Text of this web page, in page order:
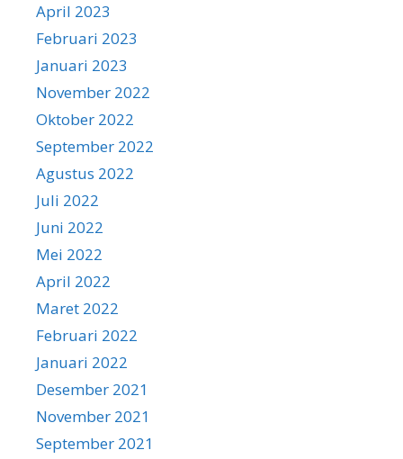
April 2023
Februari 2023
Januari 2023
November 2022
Oktober 2022
September 2022
Agustus 2022
Juli 2022
Juni 2022
Mei 2022
April 2022
Maret 2022
Februari 2022
Januari 2022
Desember 2021
November 2021
September 2021